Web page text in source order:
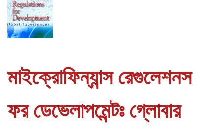
মাইক্রোফিন্যান্স রেগুলেশনস
ফর ডেভেলাপমেন্টঃ গ্লোবার